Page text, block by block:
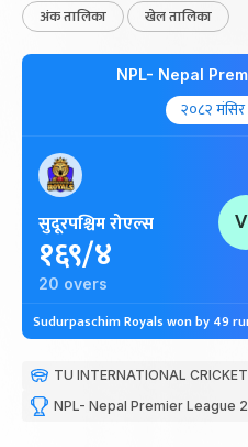
अंक तालिका खेल तालिका
NPL- Nepal
२०८२ मंसिर
सुदूरपश्चिम रोएल्स
१६९/४
20 overs
Sudurpaschim Royals won by 49
TU INTERNATIONAL
NPL- Nepal Premier League